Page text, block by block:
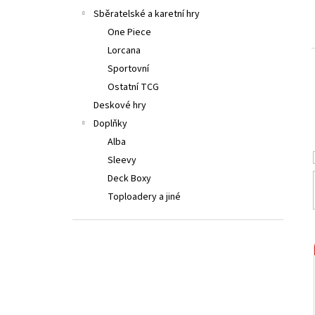
Sběratelské a karetní hry
One Piece
Lorcana
Sportovní
Ostatní TCG
Deskové hry
Doplňky
Alba
Sleevy
Deck Boxy
Toploadery a jiné
BOX
4 999 Kč